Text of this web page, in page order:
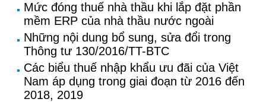
Mức đóng thuế nhà thầu khi lắp đặt phần
mềm ERP của nhà thầu nước ngoài
Những nội dung bổ sung, sửa đổi trong
Thông tư 130/2016/TT-BTC
Các biểu thuế nhập khẩu ưu đãi của Việt
Nam áp dụng trong giai đoạn từ 2016 đến
2018, 2019